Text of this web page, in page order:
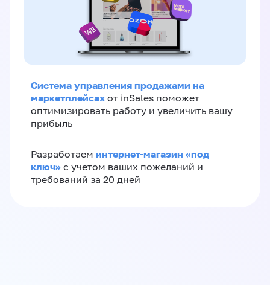
Система управления продажами на
маркетплейсах от inSales поможет
оптимизировать работу и увеличить вашу
прибыль
Разработаем интернет-магазин «‎под
ключ»‎ с учетом ваших пожеланий и
требований за 20 дней